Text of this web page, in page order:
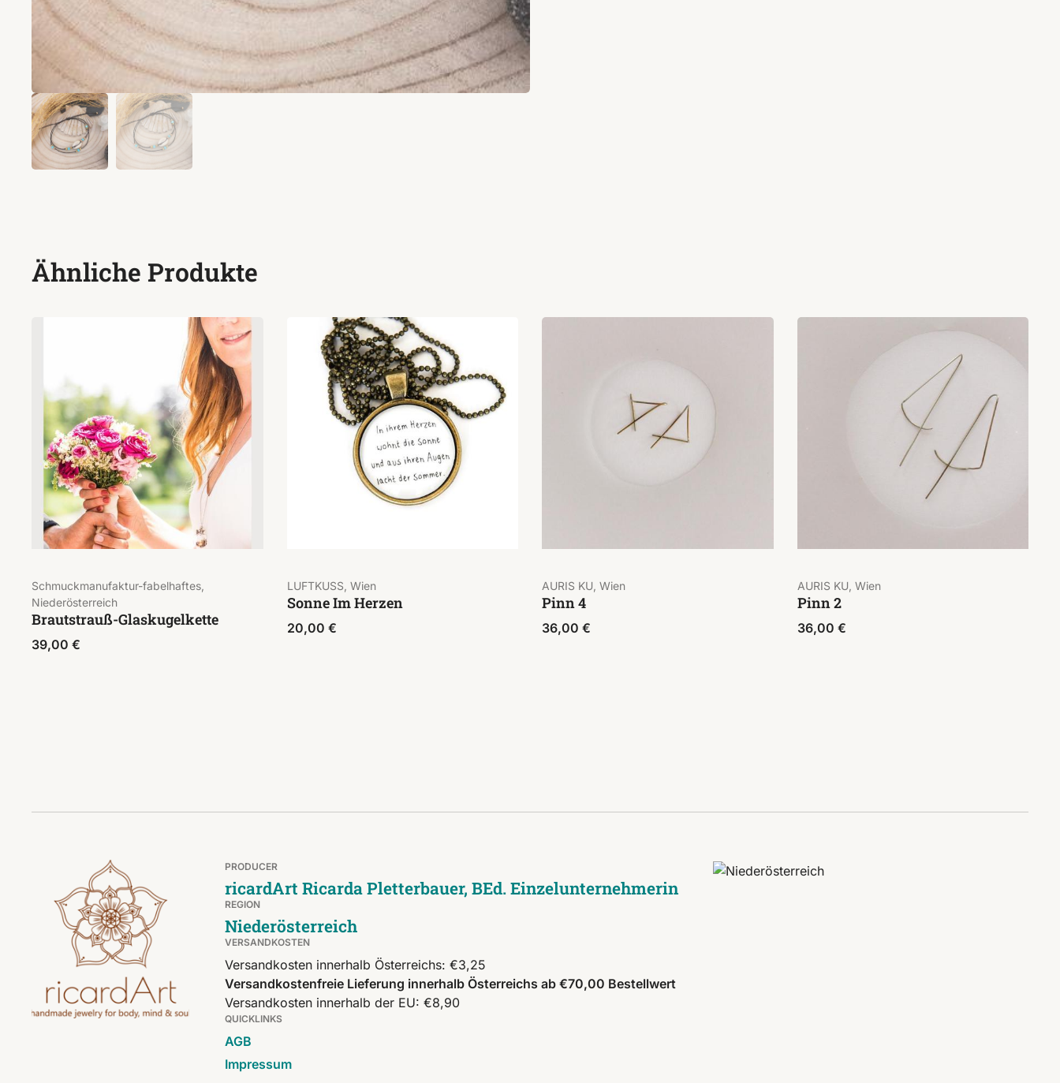
Ähnliche Produkte
Schmuckmanufaktur-fabelhaftes,
Niederösterreich
Brautstrauß-Glaskugelkette
39,00 €
LUFTKUSS, Wien
Sonne Im Herzen
20,00 €
AURIS KU, Wien
Pinn 4
36,00 €
AURIS KU, Wien
Pinn 2
36,00 €
PRODUCER
ricardArt Ricarda Pletterbauer, BEd. Einzelunternehmerin
REGION
Niederösterreich
VERSANDKOSTEN
Versandkosten innerhalb Österreichs: €3,25
Versandkostenfreie Lieferung innerhalb Österreichs ab €70,00 Bestellwert
Versandkosten innerhalb der EU: €8,90
QUICKLINKS
AGB
Impressum